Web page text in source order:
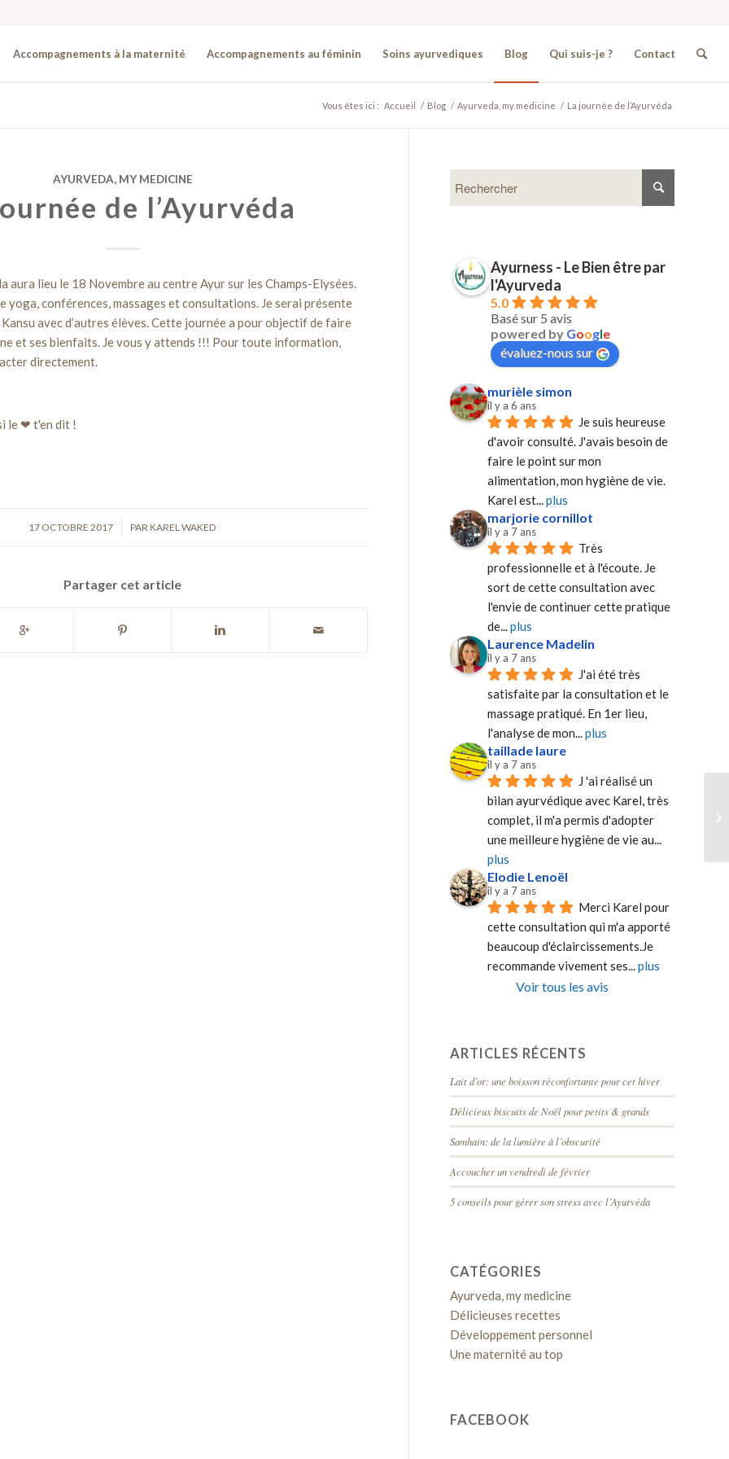
Accompagnements à la maternité Accompagnements au féminin Soins ayurvediques Blog Qui suis-je ? Contact
Vous êtes ici : Accueil / Blog / Ayurveda, my medicine / La journée de l’Ayurvéda
AYURVEDA, MY MEDICINE
de l’Ayurvéda
aura lieu le 18 Novembre au centre Ayur sur les Champs-Elysées.
yoga, conférences, massages et consultations. Je serai présente
avec d’autres élèves. Cette journée a pour objectif de faire
et ses bienfaits. Je vous y attends !!! Pour toute information,
directement.
le ❤ t'en dit !
17 OCTOBRE 2017
/ PARKAREL WAKED
Partager cet article
Ayurness - Le Bien être par
l'Ayurveda
5.0
Basé sur 5 avis
powered by Google
évaluez-nous sur
murièle simon
il y a 6 ans
Je suis heureuse
d'avoir consulté. J'avais besoin de
faire le point sur mon
alimentation, mon hygiène de vie.
Karel est... plus
marjorie cornillot
il y a 7 ans
Très
professionnelle et à l'écoute. Je
sort de cette consultation avec
l'envie de continuer cette pratique
de... plus
Laurence Madelin
il y a 7 ans
J'ai été très
satisfaite par la consultation et le
massage pratiqué. En 1er lieu,
l'analyse de mon... plus
taillade laure
il y a 7 ans
J 'ai réalisé un
bilan ayurvédique avec Karel, très
complet, il m'a permis d'adopter
une meilleure hygiène de vie au
plus
Elodie Lenoël
il y a 7 ans
Merci Karel pour
cette consultation qui m'a apporté
beaucoup d'éclaircissements.Je
recommande vivement ses... plus
Voir tous les avis
ARTICLES RÉCENTS
Lait d’or: une boisson réconfortante pour cet hiver
Délicieux biscuits de Noël pour petits & grands
Samhain: de la lumière à l’obscurité
Accoucher un vendredi de février
5 conseils pour gérer son stress avec l’Ayurvéda
CATÉGORIES
Ayurveda, my medicine
Délicieuses recettes
Développement personnel
Une maternité au top
FACEBOOK